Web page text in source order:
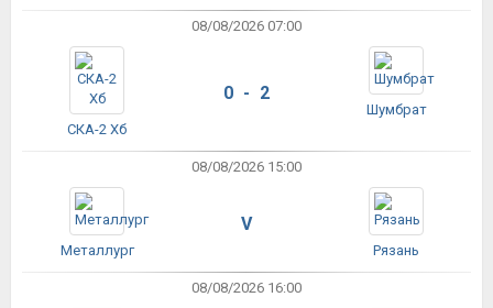
08/08/2026 07:00
СКА-2 Хб
0 - 2
Шумбрат
08/08/2026 15:00
Металлург
V
Рязань
08/08/2026 16:00